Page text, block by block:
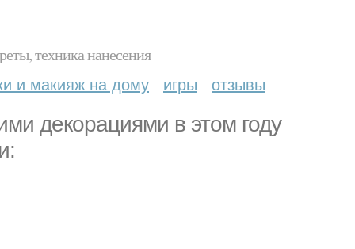
техника нанесения
и макияж на дому игры отзывы
декорациями в этом году